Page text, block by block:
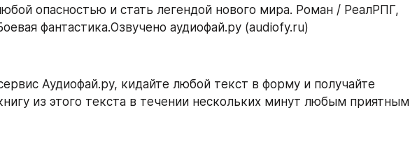
опасностью и стать легендой нового мира. Роман / РеалРПГ,
фантастика.Озвучено аудиофай.ру (audiofy.ru)
Аудиофай.ру, кидайте любой текст в форму и получайте
из этого текста в течении нескольких минут любым приятным